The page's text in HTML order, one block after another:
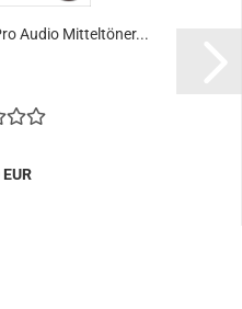
Audio Mitteltöner...